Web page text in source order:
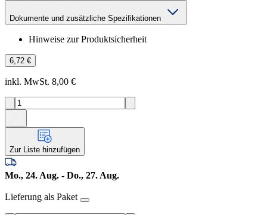
Dokumente und zusätzliche Spezifikationen
Hinweise zur Produktsicherheit
6,72 €
inkl. MwSt. 8,00 €
Zur Liste hinzufügen
Mo., 24. Aug. - Do., 27. Aug.
Lieferung als Paket